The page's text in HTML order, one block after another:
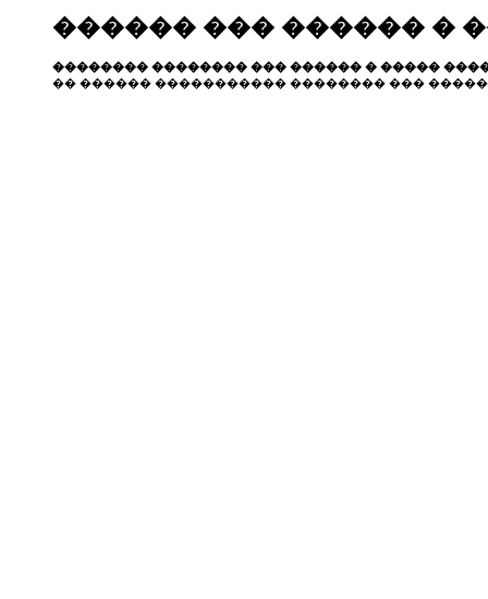
������ ��� ������ �
�������� �������� ��� ������ � �����
�� ������ ����������� �������� ���